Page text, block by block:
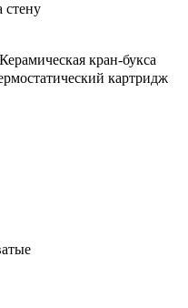
стену
Керамическая кран-букса
картридж